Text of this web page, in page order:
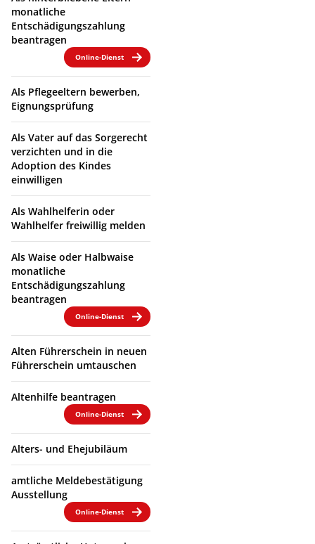
monatliche
Entschädigungszahlung
beantragen
Online-Dienst
Als Pflegeeltern bewerben,
Eignungsprüfung
Als Vater auf das Sorgerecht
verzichten und in die
Adoption des Kindes
einwilligen
Als Wahlhelferin oder
Wahlhelfer freiwillig melden
Als Waise oder Halbwaise
monatliche
Entschädigungszahlung
beantragen
Online-Dienst
Alten Führerschein in neuen
Führerschein umtauschen
Altenhilfe beantragen
Online-Dienst
Alters- und Ehejubiläum
amtliche Meldebestätigung
Ausstellung
Online-Dienst